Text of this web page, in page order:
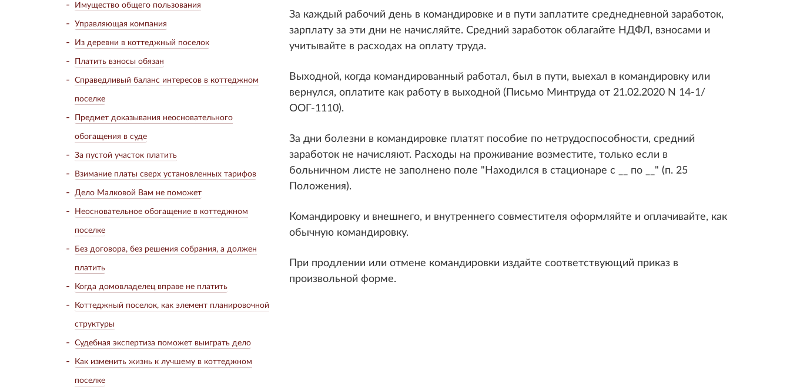
Имущество общего пользования
Управляющая компания
Из деревни в коттеджный поселок
Платить взносы обязан
Справедливый баланс интересов в коттеджном
поселке
Предмет доказывания неосновательного
обогащения в суде
За пустой участок платить
Взимание платы сверх установленных тарифов
Дело Малковой Вам не поможет
Неосновательное обогащение в коттеджном
поселке
Без договора, без решения собрания, а должен
платить
Когда домовладелец вправе не платить
Коттеджный поселок, как элемент планировочной
структуры
Судебная экспертиза поможет выиграть дело
Как изменить жизнь к лучшему в коттеджном
поселке
За каждый рабочий день в командировке и в пути заплатите среднедневной заработок,
зарплату за эти дни не начисляйте. Средний заработок облагайте НДФЛ, взносами и
учитывайте в расходах на оплату труда.
Выходной, когда командированный работал, был в пути, выехал в командировку или
вернулся, оплатите как работу в выходной (Письмо Минтруда от 21.02.2020 N 14-1/
ООГ-1110).
За дни болезни в командировке платят пособие по нетрудоспособности, средний
заработок не начисляют. Расходы на проживание возместите, только если в
больничном листе не заполнено поле "Находился в стационаре с __ по __" (п. 25
Положения).
Командировку и внешнего, и внутреннего совместителя оформляйте и оплачивайте, как
обычную командировку.
При продлении или отмене командировки издайте соответствующий приказ в
произвольной форме.